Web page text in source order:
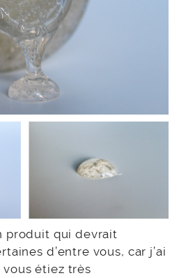
produit qui devrait
d’entre vous, car j’ai
étiez très